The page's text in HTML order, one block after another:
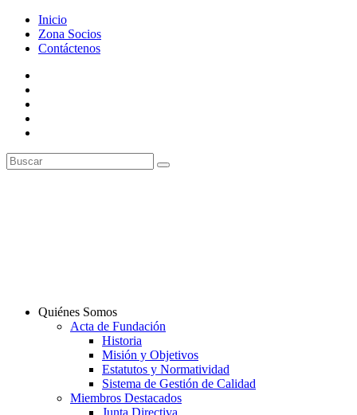
Inicio
Zona Socios
Contáctenos
Quiénes Somos
Acta de Fundación
Historia
Misión y Objetivos
Estatutos y Normatividad
Sistema de Gestión de Calidad
Miembros Destacados
Junta Directiva